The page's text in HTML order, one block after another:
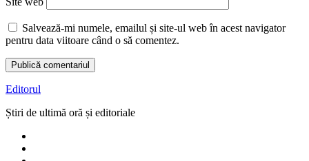
Salvează-mi numele, emailul și site-ul web în acest navigator
pentru data viitoare când o să comentez.
Editorul
Știri de ultimă oră și editoriale